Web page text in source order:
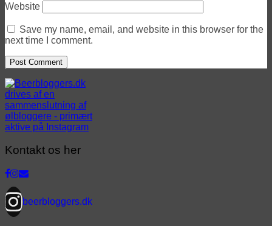
Website
Save my name, email, and website in this browser for the
next time I comment.
Kontakt os her
beerbloggers.dk